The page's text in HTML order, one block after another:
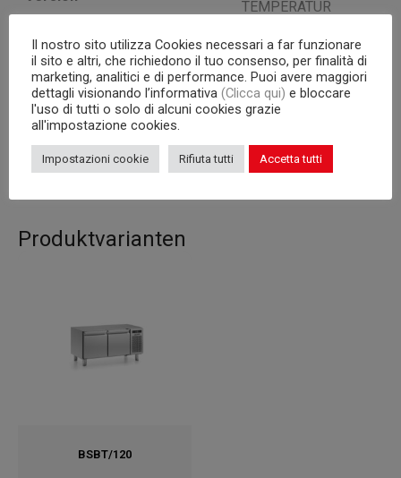
TEMPERATUR
Inhalt (l) 360
Tiefe 64
Interne Kapazität GN 1/1 Roste
Korpus 480
Produktvarianten
BSBT/120
Il nostro sito utilizza Cookies necessari a far funzionare
il sito e altri, che richiedono il tuo consenso, per finalità di
marketing, analitici e di performance. Puoi avere maggiori
dettagli visionando l’informativa (Clicca qui) e bloccare
l'uso di tutti o solo di alcuni cookies grazie
all'impostazione cookies.
Impostazioni cookie Rifiuta tutti Accetta tutti